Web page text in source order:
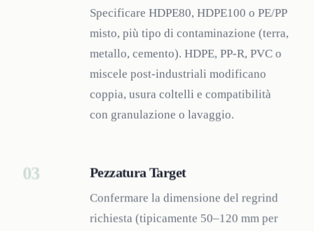
Specificare HDPE80, HDPE100 o PE/PP
misto, più tipo di contaminazione (terra,
metallo, cemento). HDPE, PP-R, PVC o
miscele post-industriali modificano
coppia, usura coltelli e compatibilità
con granulazione o lavaggio.
03 Pezzatura Target
Confermare la dimensione del regrind
richiesta (tipicamente 50–120 mm per